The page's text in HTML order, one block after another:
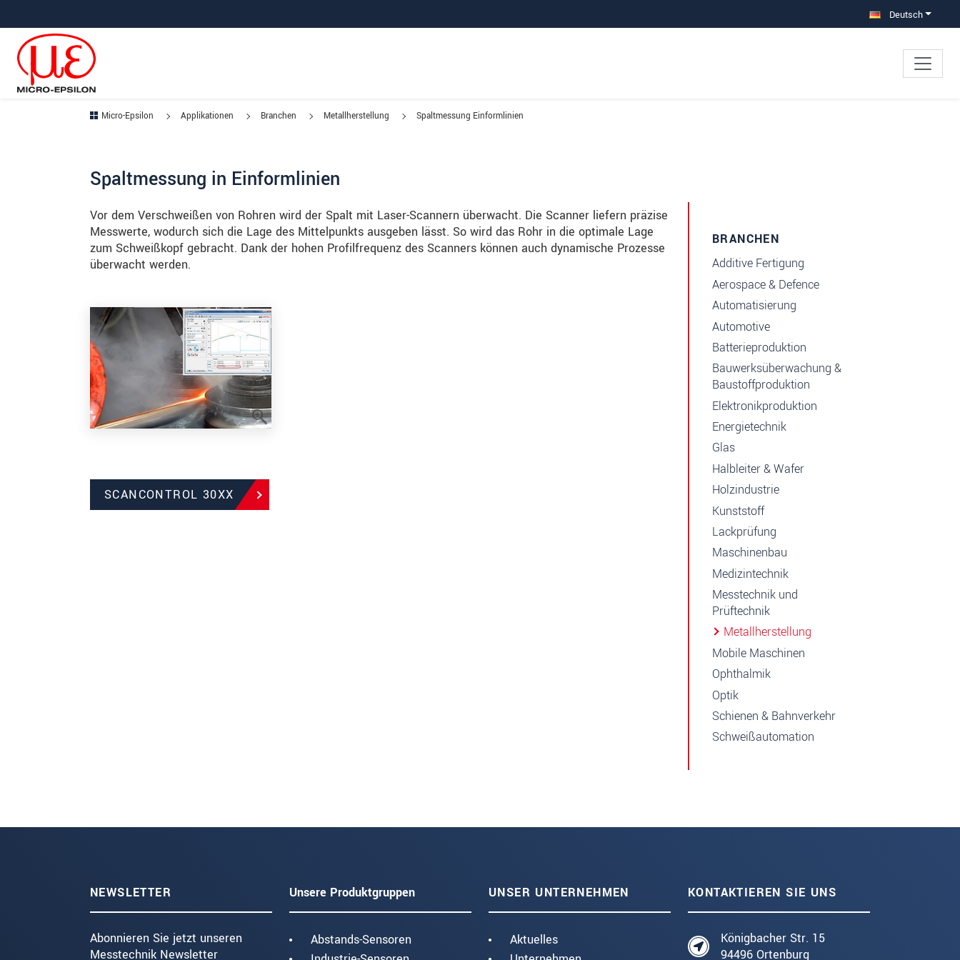
Deutsch
Micro-Epsilon Applikationen Branchen Metallherstellung Spaltmessung Einformlinien
Spaltmessung in Einformlinien
Vor dem Verschweißen von Rohren wird der Spalt mit Laser-Scannern überwacht. Die Scanner liefern präzise
Messwerte, wodurch sich die Lage des Mittelpunkts ausgeben lässt. So wird das Rohr in die optimale Lage
zum Schweißkopf gebracht. Dank der hohen Profilfrequenz des Scanners können auch dynamische Prozesse
überwacht werden.
SCANCONTROL 30XX
BRANCHEN
Additive Fertigung
Aerospace & Defence
Automatisierung
Automotive
Batterieproduktion
Bauwerksüberwachung &
Baustoffproduktion
Elektronikproduktion
Energietechnik
Glas
Halbleiter & Wafer
Holzindustrie
Kunststoff
Lackprüfung
Maschinenbau
Medizintechnik
Messtechnik und
Prüftechnik
Metallherstellung
Mobile Maschinen
Ophthalmik
Optik
Schienen & Bahnverkehr
Schweißautomation
NEWSLETTER
Abonnieren Sie jetzt unseren
Messtechnik Newsletter
Unsere Produktgruppen
Abstands-Sensoren
UNSER UNTERNEHMEN
Aktuelles
KONTAKTIEREN SIE UNS
Königbacher Str. 15
94496 Ortenburg